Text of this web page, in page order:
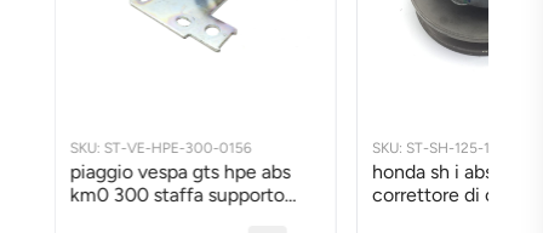
SKU: ST-SH-125-19-0079
honda sh i abs km zero 125
correttore di coppia
SKU: PN-002127
pneumatico
grip 2 120/70 12